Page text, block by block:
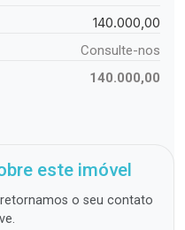
140.000,00
Consulte-nos
140.000,00
este imóvel
o seu contato